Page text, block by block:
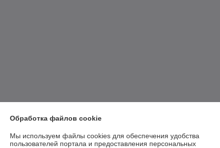
Обработка файлов cookie
Мы используем файлы cookies для обеспечения удобства
пользователей портала и предоставления персональных